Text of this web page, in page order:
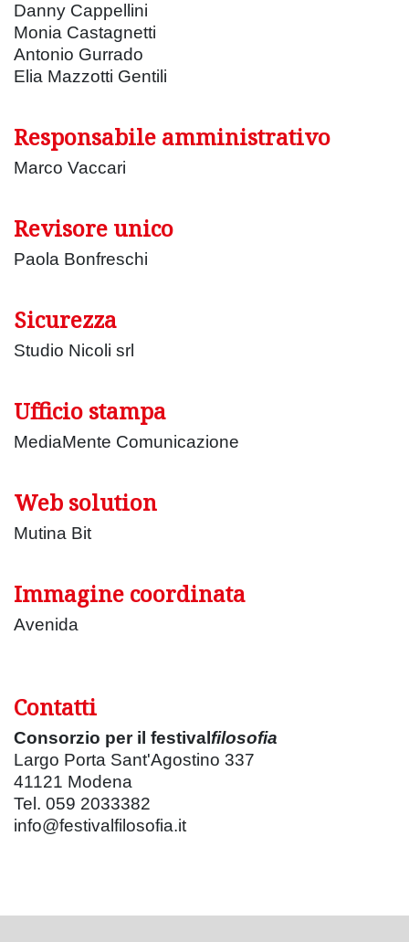
Danny Cappellini
Monia Castagnetti
Antonio Gurrado
Elia Mazzotti Gentili
Responsabile amministrativo
Marco Vaccari
Revisore unico
Paola Bonfreschi
Sicurezza
Studio Nicoli srl
Ufficio stampa
MediaMente Comunicazione
Web solution
Mutina Bit
Immagine coordinata
Avenida
Contatti
Consorzio per il festival filosofia
Largo Porta Sant'Agostino 337
41121 Modena
Tel. 059 2033382
info@festivalfilosofia.it